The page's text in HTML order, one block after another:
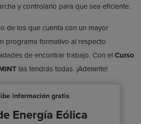
y controlarlo para que sea eficiente.
de los que cuenta con un mayor
programa formativo al respecto
de encontrar trabajo. Con elCurso
las tendrás todas. ¡Adelante!
información gratis
Energía Eólica